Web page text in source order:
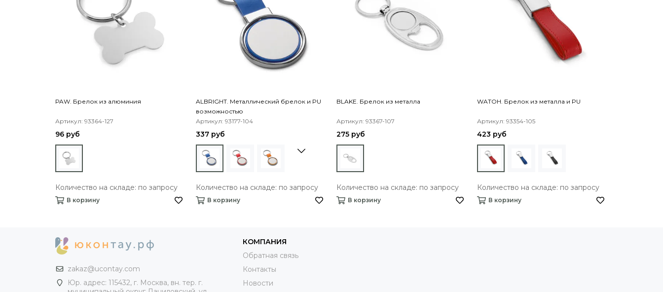
PAW. Брелок из алюминия
Артикул: 93364-127
96 руб
Количество на складе: по запросу
В корзину
ALBRIGHT. Металлический брелок и PU
возможностью
Артикул: 93177-104
337 руб
Количество на складе: по запросу
В корзину
BLAKE. Брелок из металла
Артикул: 93367-107
275 руб
Количество на складе: по запросу
В корзину
WATOH. Брелок из металла и PU
Артикул: 93354-105
423 руб
Количество на складе: по запросу
В корзину
zakaz@ucontay.com
Юр. адрес: 115432, г. Москва, вн. тер. г.
КОМПАНИЯ
Обратная связь
Контакты
Новости